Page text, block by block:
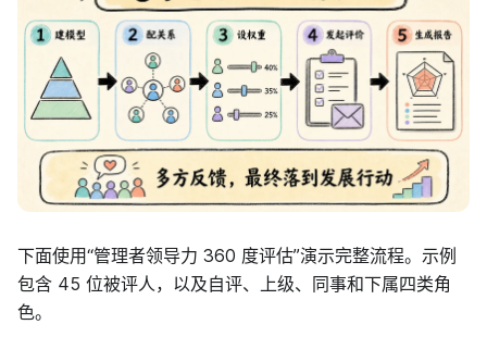
下面使用“管理者领导力 360 度评估”演示完整流程。示例
包含 45 位被评人，以及自评、上级、同事和下属四类角
色。